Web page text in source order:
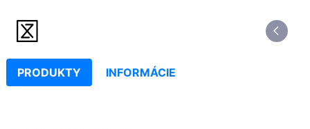
PRODUKTY INFORMÁCIE